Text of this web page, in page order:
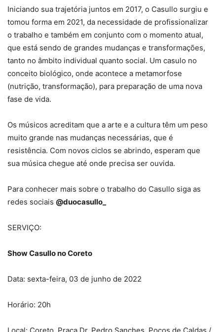
Iniciando sua trajetória juntos em 2017, o Casullo surgiu e
tomou forma em 2021, da necessidade de profissionalizar
o trabalho e também em conjunto com o momento atual,
que está sendo de grandes mudanças e transformações,
tanto no âmbito individual quanto social. Um casulo no
conceito biológico, onde acontece a metamorfose
(nutrição, transformação), para preparação de uma nova
fase de vida.
Os músicos acreditam que a arte e a cultura têm um peso
muito grande nas mudanças necessárias, que é
resistência. Com novos ciclos se abrindo, esperam que
sua música chegue até onde precisa ser ouvida.
Para conhecer mais sobre o trabalho do Casullo siga as
redes sociais @duocasullo_
SERVIÇO:
Show Casullo no Coreto
Data: sexta-feira, 03 de junho de 2022
Horário: 20h